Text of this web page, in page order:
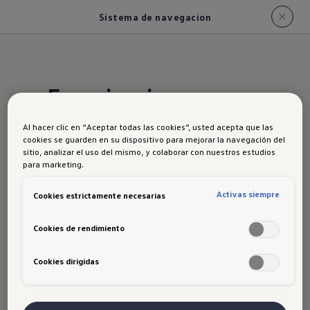
Sistema de navegacion
Experiencia
Inmersiva: La mejor
compañía al volante
Accede a tus funciones favoritas con la
Personaliza tus vistas y disfruta de un
sonido excepcional, que te transportará
a un espacio único con sonido refinado y
Al hacer clic en “Aceptar todas las cookies”, usted acepta que las
cookies se guarden en su dispositivo para mejorar la navegación del
sitio, analizar el uso del mismo, y colaborar con nuestros estudios
para marketing.
Cookies estrictamente necesarias Activas siempre
Cookies de rendimiento
Cookies dirigidas